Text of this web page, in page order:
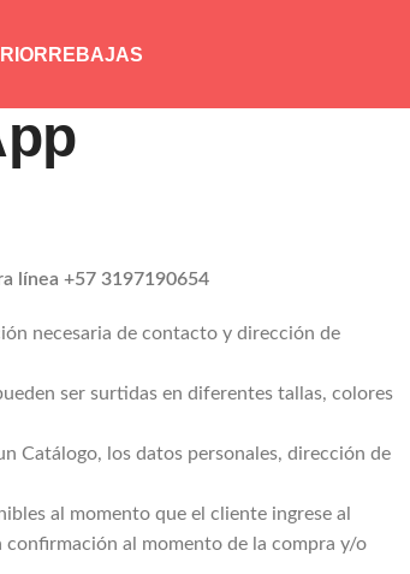
REBAJAS
línea +57 3197190654
necesaria de contacto y dirección de
ser surtidas en diferentes tallas, colores
Catálogo, los datos personales, dirección de
al momento que el cliente ingrese al
al momento de la compra y/o